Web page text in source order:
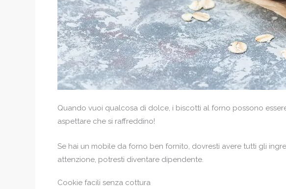
Quando vuoi qualcosa di dolce, i biscotti al forno possono
aspettare che si raffreddino!
Se hai un mobile da forno ben fornito, dovresti avere tutti gli
attenzione, potresti diventare dipendente.
Cookie facili senza cottura